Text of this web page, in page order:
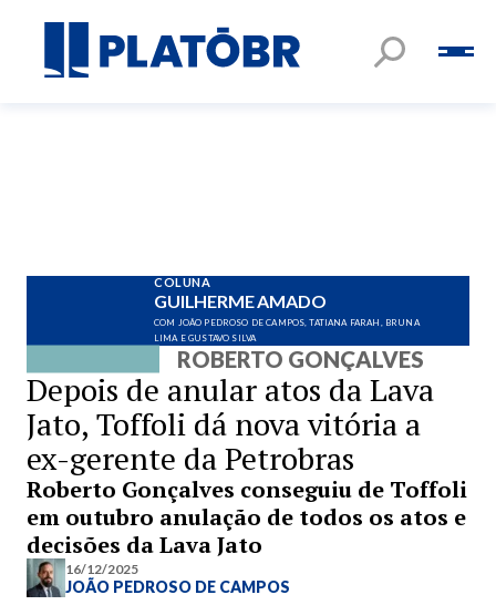
COLUNA
GUILHERME AMADO
COM JOÃO PEDROSO DE CAMPOS, TATIANA FARAH, BRUNA
LIMA E GUSTAVO SILVA
ROBERTO GONÇALVES
Depois de anular atos da Lava
Jato, Toffoli dá nova vitória a
ex-gerente da Petrobras
Roberto Gonçalves conseguiu de Toffoli
em outubro anulação de todos os atos e
decisões da Lava Jato
16/12/2025
JOÃO PEDROSO DE CAMPOS